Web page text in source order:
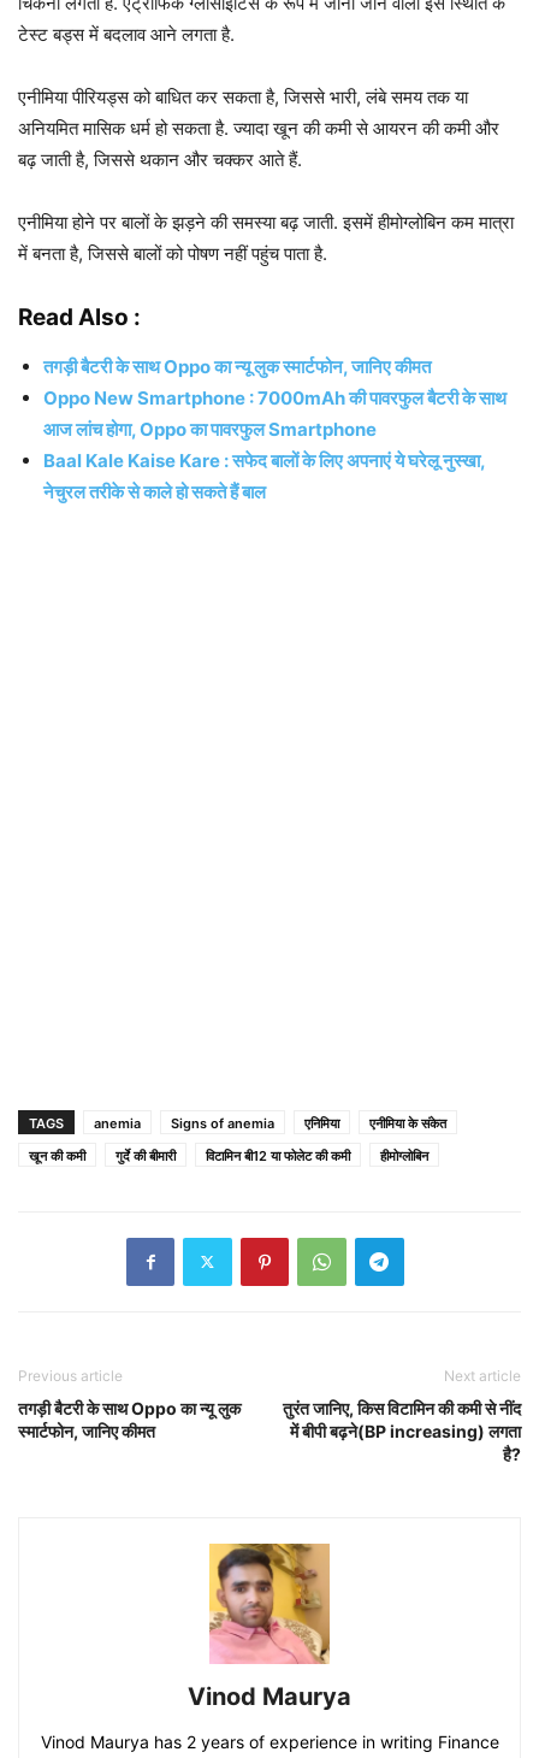
टेस्ट बड्स में बदलाव आने लगता है.
एनीमिया पीरियड्स को बाधित कर सकता है, जिससे भारी, लंबे समय तक या
अनियमित मासिक धर्म हो सकता है. ज्यादा खून की कमी से आयरन की कमी और
बढ़ जाती है, जिससे थकान और चक्कर आते हैं.
एनीमिया होने पर बालों के झड़ने की समस्या बढ़ जाती. इसमें हीमोग्लोबिन कम मात्रा
में बनता है, जिससे बालों को पोषण नहीं पहुंच पाता है.
Read Also :
तगड़ी बैटरी के साथ Oppo का न्यू लुक स्मार्टफोन, जानिए कीमत
Oppo New Smartphone : 7000mAh की पावरफुल बैटरी के साथ
आज लांच होगा, Oppo का पावरफुल Smartphone
Baal Kale Kaise Kare : सफेद बालों के लिए अपनाएं ये घरेलू नुस्खा,
नेचुरल तरीके से काले हो सकते हैं बाल
TAGS anemia Signs of anemia एनिमिया
एनीमिया के संकेत
खून की कमी
गुर्दे की बीमारी विटामिन बी12 या फोलेट की कमी हीमोग्लोबिन
Previous article
तगड़ी बैटरी के साथ Oppo का न्यू लुक
स्मार्टफोन, जानिए कीमत
Next article
तुरंत जानिए, किस विटामिन की कमी से नींद
में बीपी बढ़ने(BP increasing) लगता
है?
Vinod Maurya
Vinod Maurya has 2 years of experience in writing Finance